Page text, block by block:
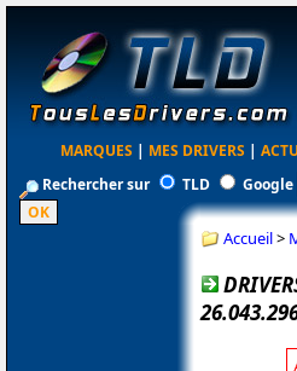
MARQUES | MES DRIVERS |
Rechercher sur
TLD Google
Accueil>